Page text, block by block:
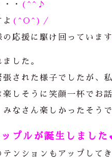
・
(^^♪
(^O^)／
応援に駆け回っています
した。
された様子でしたが、
しそうに笑顔一杯でお
なさん楽しかったそう
プルが誕生しました
ンションもアップして